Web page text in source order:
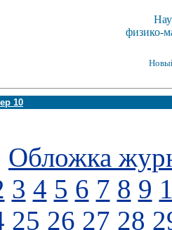
физико-
10
Обложка
3 4 5 6 7 8 9
25 26 27 28